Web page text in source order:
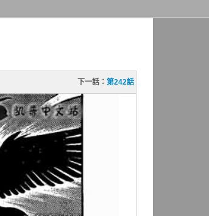
下一話： 第242話